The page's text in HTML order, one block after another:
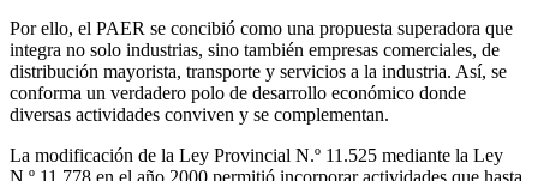
Por ello, el PAER se concibió como una propuesta superadora que
integra no solo industrias, sino también empresas comerciales, de
distribución mayorista, transporte y servicios a la industria. Así, se
conforma un verdadero polo de desarrollo económico donde
diversas actividades conviven y se complementan.
La modificación de la Ley Provincial N.º 11.525 mediante la Ley